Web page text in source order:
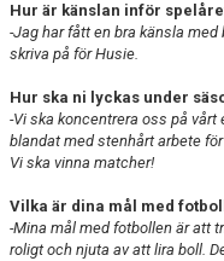
Hur är känslan inför
-Jag har fått en bra känsla
skriva på för Husie.
Hur ska ni lyckas under
-Vi ska koncentrera oss på
blandat med stenhårt arbete
Vi ska vinna matcher!
Vilka är dina mål med
-Mina mål med fotbollen är att
roligt och njuta av att lira boll.